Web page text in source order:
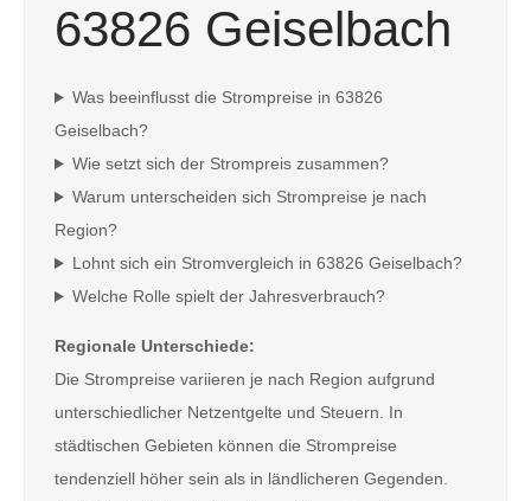
63826 Geiselbach
Was beeinflusst die Strompreise in 63826
Geiselbach?
Wie setzt sich der Strompreis zusammen?
Warum unterscheiden sich Strompreise je nach
Region?
Lohnt sich ein Stromvergleich in 63826 Geiselbach?
Welche Rolle spielt der Jahresverbrauch?
Regionale Unterschiede:
Die Strompreise variieren je nach Region aufgrund
unterschiedlicher Netzentgelte und Steuern. In
städtischen Gebieten können die Strompreise
tendenziell höher sein als in ländlicheren Gegenden.